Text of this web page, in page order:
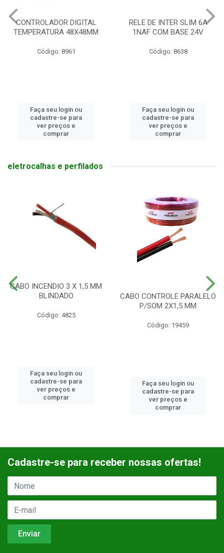
CONTROLADOR DIGITAL
TEMPERATURA 48X48MM
Código: 8961
Faça seu login ou
cadastre-se para
ver preços e
comprar
RELE DE INTER SLIM 6A
1NAF COM BASE 24V
Código: 8638
Faça seu login ou
cadastre-se para
ver preços e
comprar
eletrocalhas e perfilados
CABO INCENDIO 3 X 1,5 MM
BLINDADO
Código: 4825
Faça seu login ou
cadastre-se para
ver preços e
comprar
CABO CONTROLE PARALELO
P/SOM 2X1,5 MM
Código: 19459
Faça seu login ou
cadastre-se para
ver preços e
comprar
Cadastre-se para receber nossas ofertas!